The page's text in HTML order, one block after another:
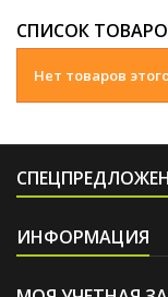
СПИСОК
Нет товаров
ИНФОРМАЦИЯ